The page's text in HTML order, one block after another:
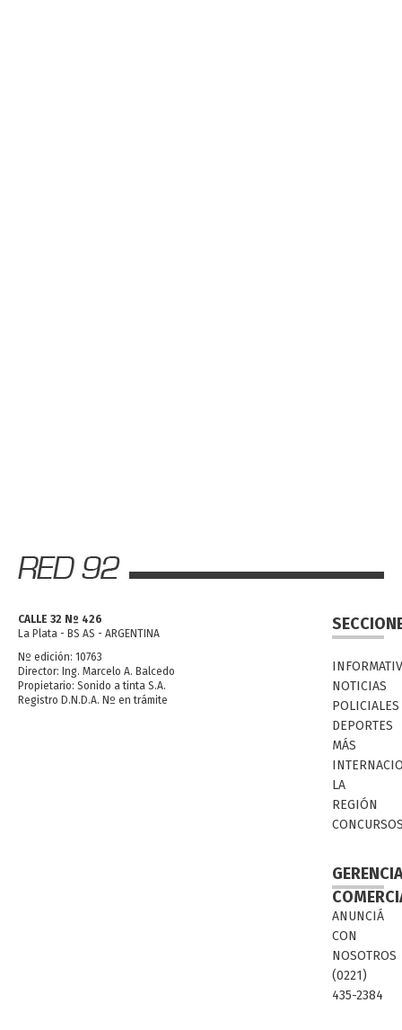
CALLE 32 Nº 426
La Plata - BS AS - ARGENTINA
Nº edición: 10763
Director: Ing. Marcelo A. Balcedo
Propietario: Sonido a tinta S.A.
Registro D.N.D.A. Nº en trámite
NOTICIAS
POLICIALES
DEPORTES
MÁS
LA
REGIÓN
ANUNCIÁ
CON
NOSOTROS
(0221)
435-2384